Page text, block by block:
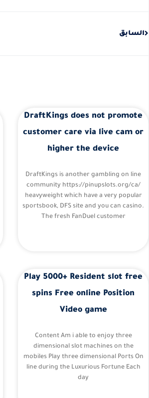
السابق
DraftKings does not promote
customer care via live cam or
higher the device
DraftKings is another gambling on line
community https://pinupslots.org/ca/
heavyweight which have a very popular
sportsbook, DFS site and you can casino.
The fresh FanDuel customer
Play 5000+ Resident slot free
spins Free online Position
Video game
Content Am i able to enjoy three
dimensional slot machines on the
mobiles Play three dimensional Ports On
line during the Luxurious Fortune Each
day